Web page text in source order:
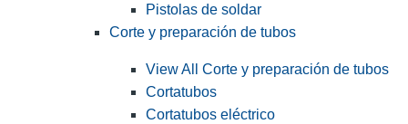
Pistolas de soldar
Corte y preparación de tubos
View All Corte y preparación de tubos
Cortatubos
Cortatubos eléctrico